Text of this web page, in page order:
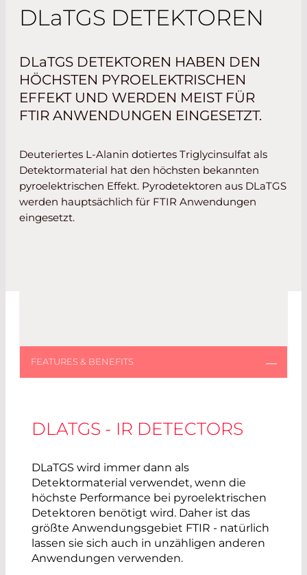
DLaTGS DETEKTOREN
DLaTGS DETEKTOREN HABEN DEN
HÖCHSTEN PYROELEKTRISCHEN
EFFEKT UND WERDEN MEIST FÜR
FTIR ANWENDUNGEN EINGESETZT.
Deuteriertes L-Alanin dotiertes Triglycinsulfat als
Detektormaterial hat den höchsten bekannten
pyroelektrischen Effekt. Pyrodetektoren aus DLaTGS
werden hauptsächlich für FTIR Anwendungen
eingesetzt.
DLATGS - IR DETECTORS
DLaTGS wird immer dann als
Detektormaterial verwendet, wenn die
höchste Performance bei pyroelektrischen
Detektoren benötigt wird. Daher ist das
größte Anwendungsgebiet FTIR - natürlich
lassen sie sich auch in unzähligen anderen
Anwendungen verwenden.